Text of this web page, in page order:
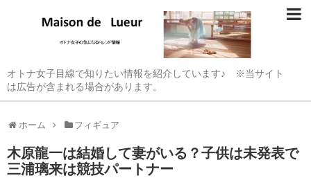
オトナ女子目線で知りたい情報を紹介しています♪ ※当サイト
は広告が含まれる場合があります。
ホーム フィギュア
木原龍一は結婚して妻がいる？子供は未発表で
三浦璃来は競技パートナー